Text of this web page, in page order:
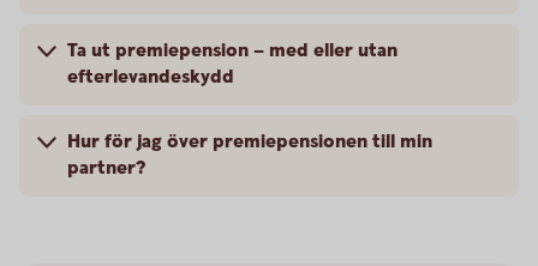
Ta ut premiepension – med eller utan
efterlevandeskydd
Hur för jag över premiepensionen till min
partner?